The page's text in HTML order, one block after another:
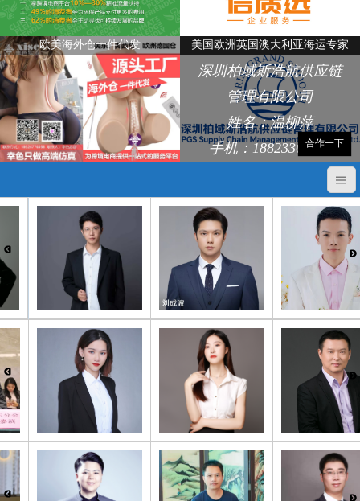
欧美海外仓一件代发 美国欧洲英国澳大利亚海运专家
深圳柏域斯浩航供应链
管理有限公司
姓名：温柳萍
手机：18823368248
合作一下